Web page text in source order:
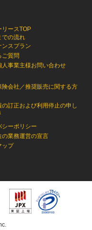
リースTOP
での流れ
ンスプラン
ご質問
人事業主様お問い合わせ
険会社／推奨販売に関する方
の訂正および利用停止の申し
シーポリシー
の業務運営の宣言
ップ